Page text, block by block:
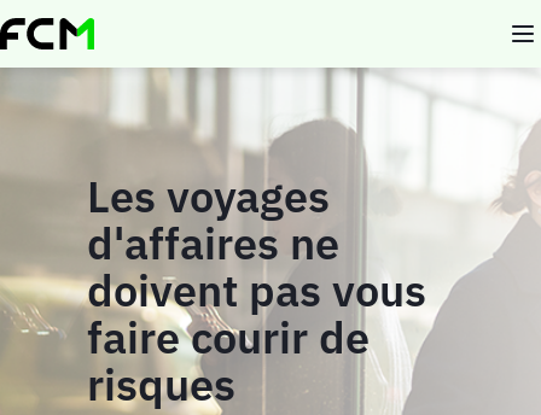
Aller
au
Les voyages
d'affaires ne
doivent pas vous
faire courir de
risques